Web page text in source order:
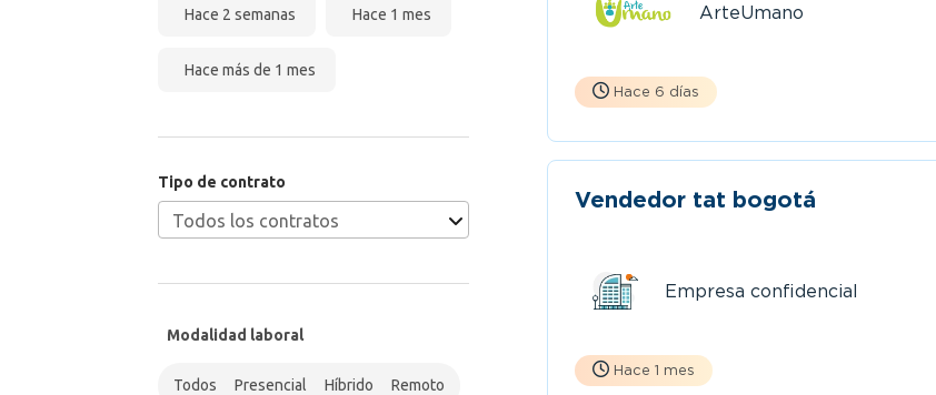
ArteUmano
Hace 6 días
Vendedor tat bogotá
Empresa confidencial
Hace 1 mes
Hace 2 semanas Hace 1 mes
Hace más de 1 mes
Tipo de contrato
Modalidad laboral
Todos Presencial Híbrido Remoto